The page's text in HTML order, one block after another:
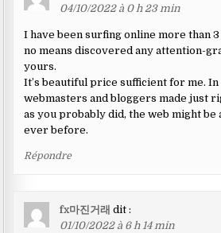
04/10/2022 à 0 h 23 min
I have been surfing online more than
no means discovered any attention-
yours.
It’s beautiful price sufficient for me.
webmasters and bloggers made just
as you probably did, the web might be
ever before.
Répondre
fx마진거래 dit :
01/10/2022 à 6 h 14 min